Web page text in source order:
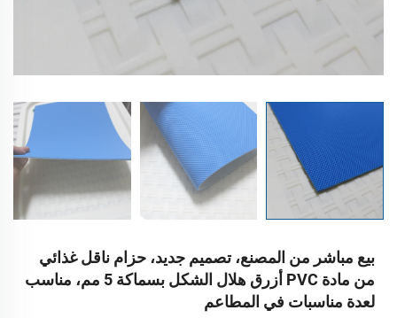
بيع مباشر من المصنع، تصميم جديد، حزام ناقل غذائي
من مادة PVC أزرق هلال الشكل بسماكة 5 مم، مناسب
لعدة مناسبات في المطاعم